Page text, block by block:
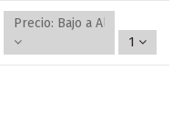
Precio: Bajo a Alto
1